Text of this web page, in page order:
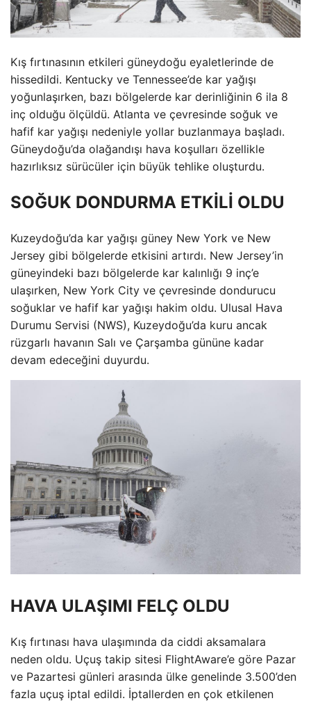
Kış fırtınasının etkileri güneydoğu eyaletlerinde de
hissedildi. Kentucky ve Tennessee’de kar yağışı
yoğunlaşırken, bazı bölgelerde kar derinliğinin 6 ila 8
inç olduğu ölçüldü. Atlanta ve çevresinde soğuk ve
hafif kar yağışı nedeniyle yollar buzlanmaya başladı.
Güneydoğu’da olağandışı hava koşulları özellikle
hazırlıksız sürücüler için büyük tehlike oluşturdu.
SOĞUK DONDURMA ETKİLİ OLDU
Kuzeydoğu’da kar yağışı güney New York ve New
Jersey gibi bölgelerde etkisini artırdı. New Jersey’in
güneyindeki bazı bölgelerde kar kalınlığı 9 inç’e
ulaşırken, New York City ve çevresinde dondurucu
soğuklar ve hafif kar yağışı hakim oldu. Ulusal Hava
Durumu Servisi (NWS), Kuzeydoğu’da kuru ancak
rüzgarlı havanın Salı ve Çarşamba gününe kadar
devam edeceğini duyurdu.
HAVA ULAŞIMI FELÇ OLDU
Kış fırtınası hava ulaşımında da ciddi aksamalara
neden oldu. Uçuş takip sitesi FlightAware’e göre Pazar
ve Pazartesi günleri arasında ülke genelinde 3.500’den
fazla uçuş iptal edildi. İptallerden en çok etkilenen